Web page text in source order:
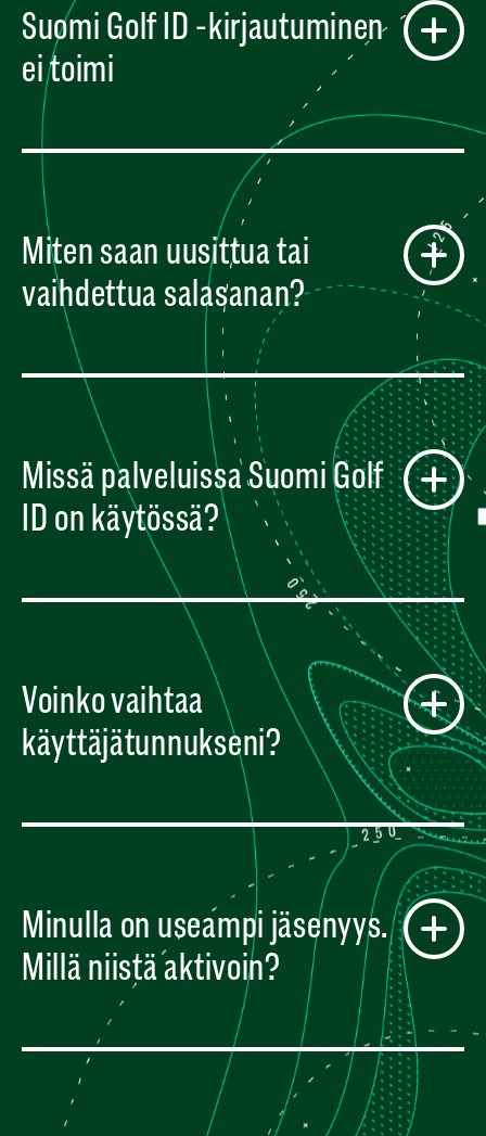
Suomi Golf ID -kirjautuminen
ei toimi
Miten saan uusittua tai
vaihdettua salasanan?
Missä palveluissa Suomi Golf
ID on käytössä?
Voinko vaihtaa
käyttäjätunnukseni?
Minulla on useampi jäsenyys.
Millä niistä aktivoin?